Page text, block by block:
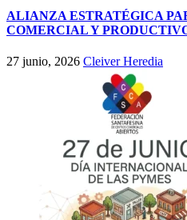
ALIANZA ESTRATÉGICA
COMERCIAL Y
27 junio, 2026 Cleiver Heredia